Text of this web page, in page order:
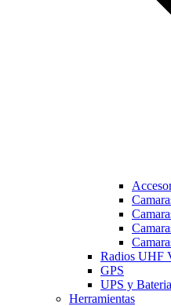
Radios UHF
GPS
UPS y
Herramientas